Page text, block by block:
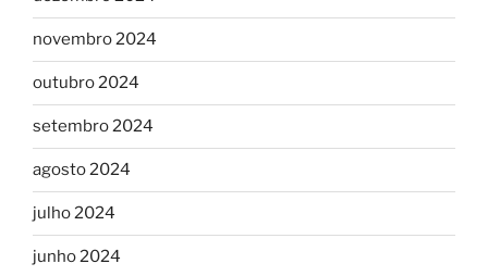
novembro 2024
outubro 2024
setembro 2024
agosto 2024
julho 2024
junho 2024